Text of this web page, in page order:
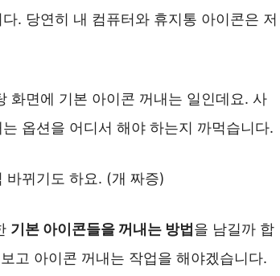
. 당연히 내 컴퓨터와 휴지통 아이콘은 저
화면에 기본 아이콘 꺼내는 일인데요. 사
옵션을 어디서 해야 하는지 까먹습니다.
바뀌기도 하요. (개 짜증)
기본 아이콘들을 꺼내는 방법을 남길까 합
고 아이콘 꺼내는 작업을 해야겠습니다.